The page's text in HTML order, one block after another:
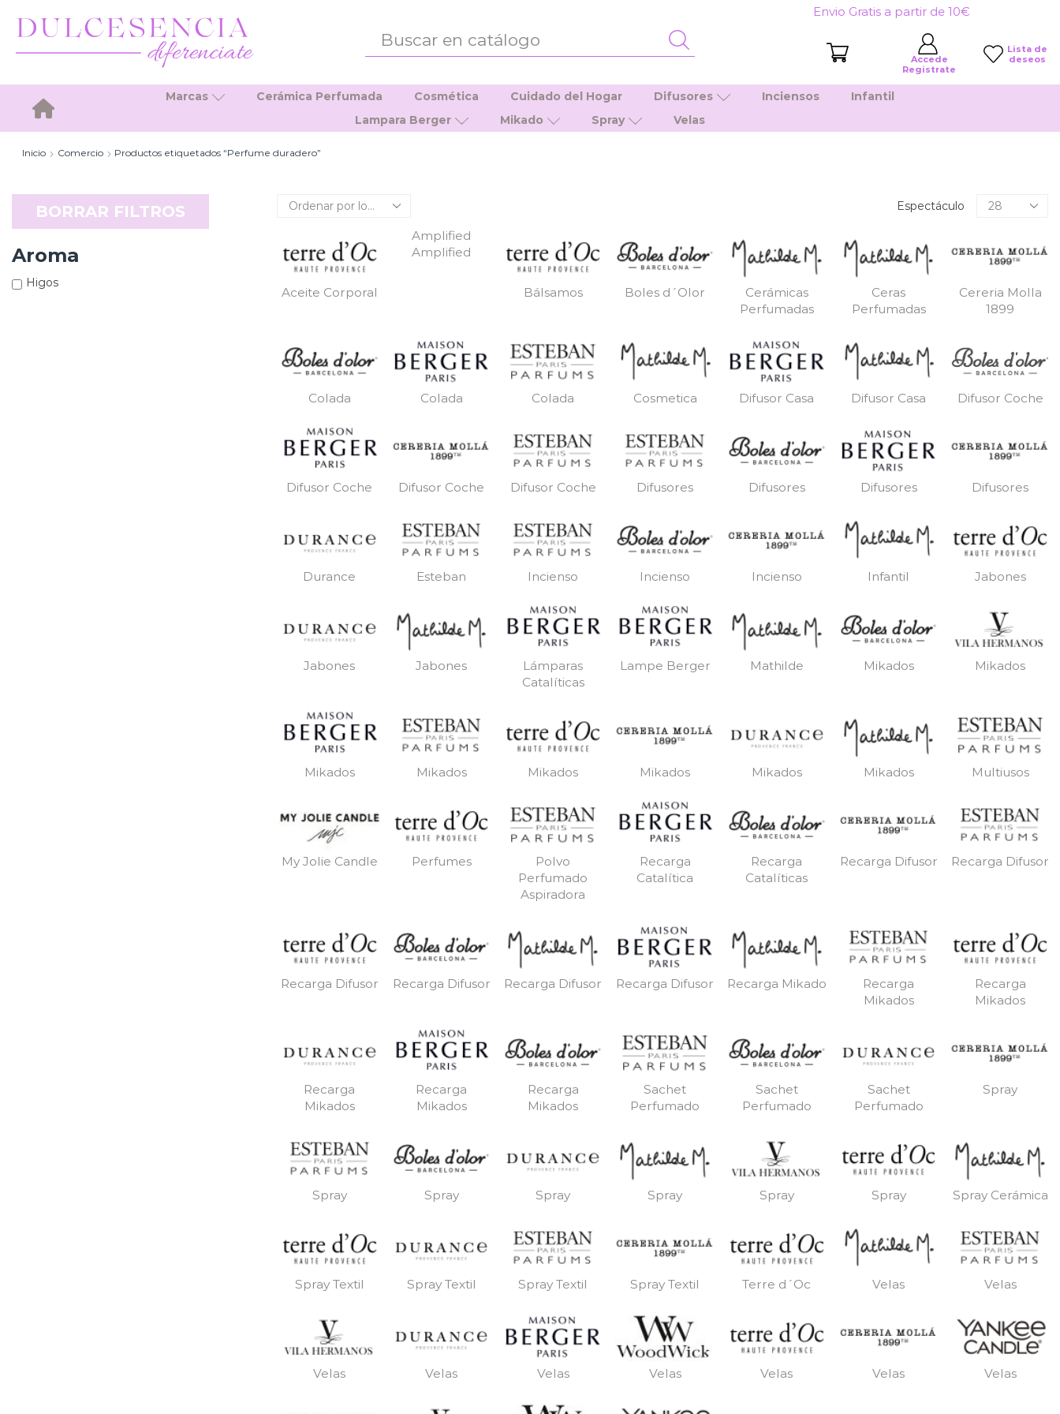
Envio Gratis a partir de 10€
ENTRADA
Accede
Registrate
Lista de
deseos
Inicio
Marcas Cerámica Perfumada Cosmética Cuidado del Hogar Difusores Inciensos
Infantil
Lampara Berger
Mikado Spray Velas
Inicio Comercio Productos etiquetados “Perfume duradero”
Espectáculo
Productos
Aceite Corporal
Amplified
Amplified
Bálsamos Boles d´Olor
Cerámicas
Perfumadas
Ceras
Perfumadas
Cereria Molla
1899
Colada Colada Colada Cosmetica Difusor Casa Difusor Casa Difusor Coche
Difusor Coche Difusor Coche Difusor Coche Difusores Difusores Difusores Difusores
Durance Esteban Incienso Incienso Incienso Infantil Jabones
Jabones Jabones
Lámparas
Catalíticas
Lampe Berger Mathilde Mikados Mikados
Mikados Mikados Mikados Mikados Mikados Mikados Multiusos
My Jolie Candle Perfumes
Polvo
Perfumado
Aspiradora
Recarga
Catalítica
Recarga
Catalíticas
Recarga Difusor Recarga Difusor
Recarga Difusor Recarga Difusor Recarga Difusor Recarga Difusor Recarga Mikado
Recarga
Mikados
Recarga
Mikados
Recarga
Mikados
Recarga
Mikados
Recarga
Mikados
Sachet
Perfumado
Sachet
Perfumado
Sachet
Perfumado
Spray
Spray Spray Spray Spray Spray Spray Spray Cerámica
Spray Textil Spray Textil Spray Textil Spray Textil Terre d´Oc Velas Velas
Velas Velas Velas Velas Velas Velas Velas
BORRAR FILTROS
Aroma
Higos